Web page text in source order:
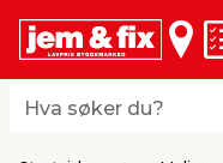
Hva søker du?
Hva søker du?